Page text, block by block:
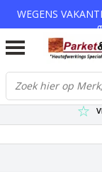
WEGENS